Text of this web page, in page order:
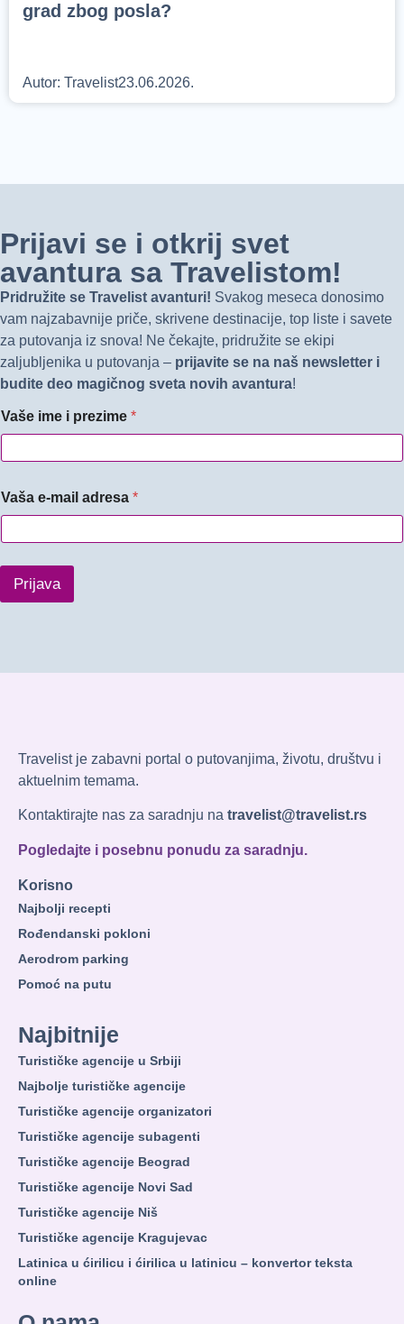
grad zbog posla?
Autor: Travelist23.06.2026.
Prijavi se i otkrij svet
avantura sa Travelistom!
Pridružite se Travelist avanturi! Svakog meseca donosimo
vam najzabavnije priče, skrivene destinacije, top liste i savete
za putovanja iz snova! Ne čekajte, pridružite se ekipi
zaljubljenika u putovanja – prijavite se na naš newsletter i
budite deo magičnog sveta novih avantura!
Vaše ime i prezime *
Vaša e-mail adresa *
Prijava
Travelist je zabavni portal o putovanjima, životu, društvu i
aktuelnim temama.
Kontaktirajte nas za saradnju na travelist@travelist.rs
Pogledajte i posebnu ponudu za saradnju.
Korisno
Najbolji recepti
Rođendanski pokloni
Aerodrom parking
Pomoć na putu
Najbitnije
Turističke agencije u Srbiji
Najbolje turističke agencije
Turističke agencije organizatori
Turističke agencije subagenti
Turističke agencije Beograd
Turističke agencije Novi Sad
Turističke agencije Niš
Turističke agencije Kragujevac
Latinica u ćirilicu i ćirilica u latinicu – konvertor teksta
online